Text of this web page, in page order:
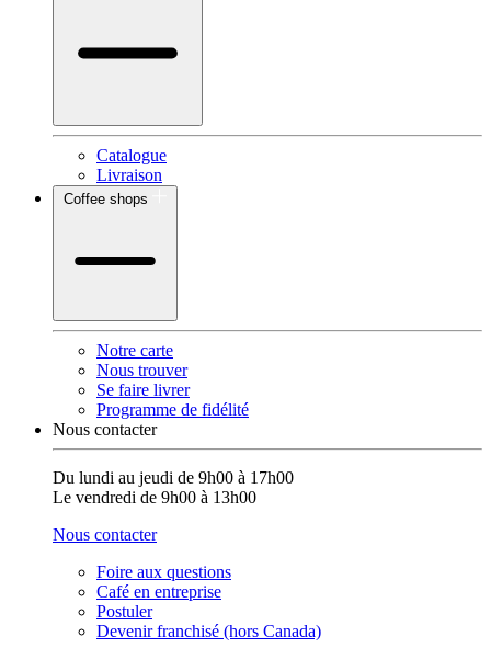
Catalogue
Livraison
Coffee shops
Notre carte
Nous trouver
Se faire livrer
Programme de fidélité
Nous contacter
Du lundi au jeudi de 9h00 à 17h00
Le vendredi de 9h00 à 13h00
Nous contacter
Foire aux questions
Café en entreprise
Postuler
Devenir franchisé (hors Canada)